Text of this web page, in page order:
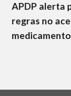
APDP alerta
regras no